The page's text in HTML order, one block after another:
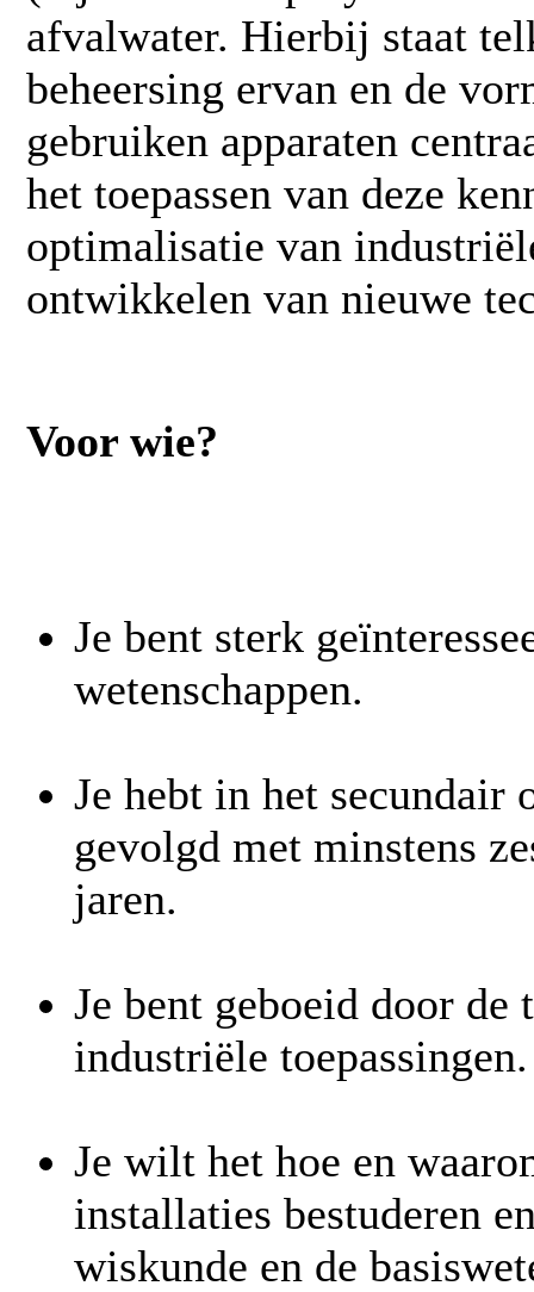
afvalwater. Hierbij staat
beheersing ervan en de
gebruiken apparaten
het toepassen van deze
optimalisatie van
ontwikkelen van nieuwe
Voor wie?
Je bent sterk
wetenschappen.
Je hebt in het
gevolgd met minstens
jaren.
Je bent geboeid door de
industriële toepassingen.
Je wilt het hoe en
installaties bestuderen
wiskunde en de